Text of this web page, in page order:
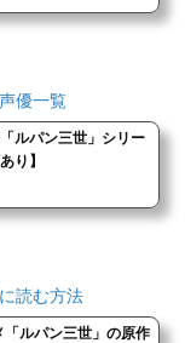
優一覧
ルパン三世」シリー
り】
読む方法
「ルパン三世」の原作